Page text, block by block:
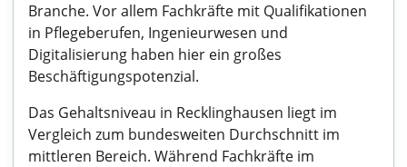
Branche. Vor allem Fachkräfte mit Qualifikationen
in Pflegeberufen, Ingenieurwesen und
Digitalisierung haben hier ein großes
Beschäftigungspotenzial.
Das Gehaltsniveau in Recklinghausen liegt im
Vergleich zum bundesweiten Durchschnitt im
mittleren Bereich. Während Fachkräfte im